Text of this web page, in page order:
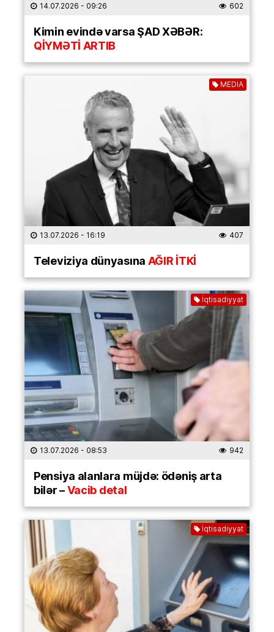
14.07.2026 - 09:26 602
Kimin evində varsa ŞAD XƏBƏR:
QİYMƏTİ ARTIB
MEDİA
13.07.2026 - 16:19 407
Televiziya dünyasınaAĞIR İTKİ
İqtisadiyyat
13.07.2026 - 08:53 942
Pensiya alanlara müjdə: ödəniş arta
bilər –Vacib detal
İqtisadiyyat